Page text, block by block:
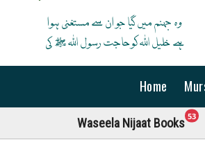
وہ جہنم میں گیا جو ان سے مستغنی ہوا
ہے خلیل اللہ کوحاجت رسول اللہ ﷺ کی
Home
Waseela Nijaat Books 53